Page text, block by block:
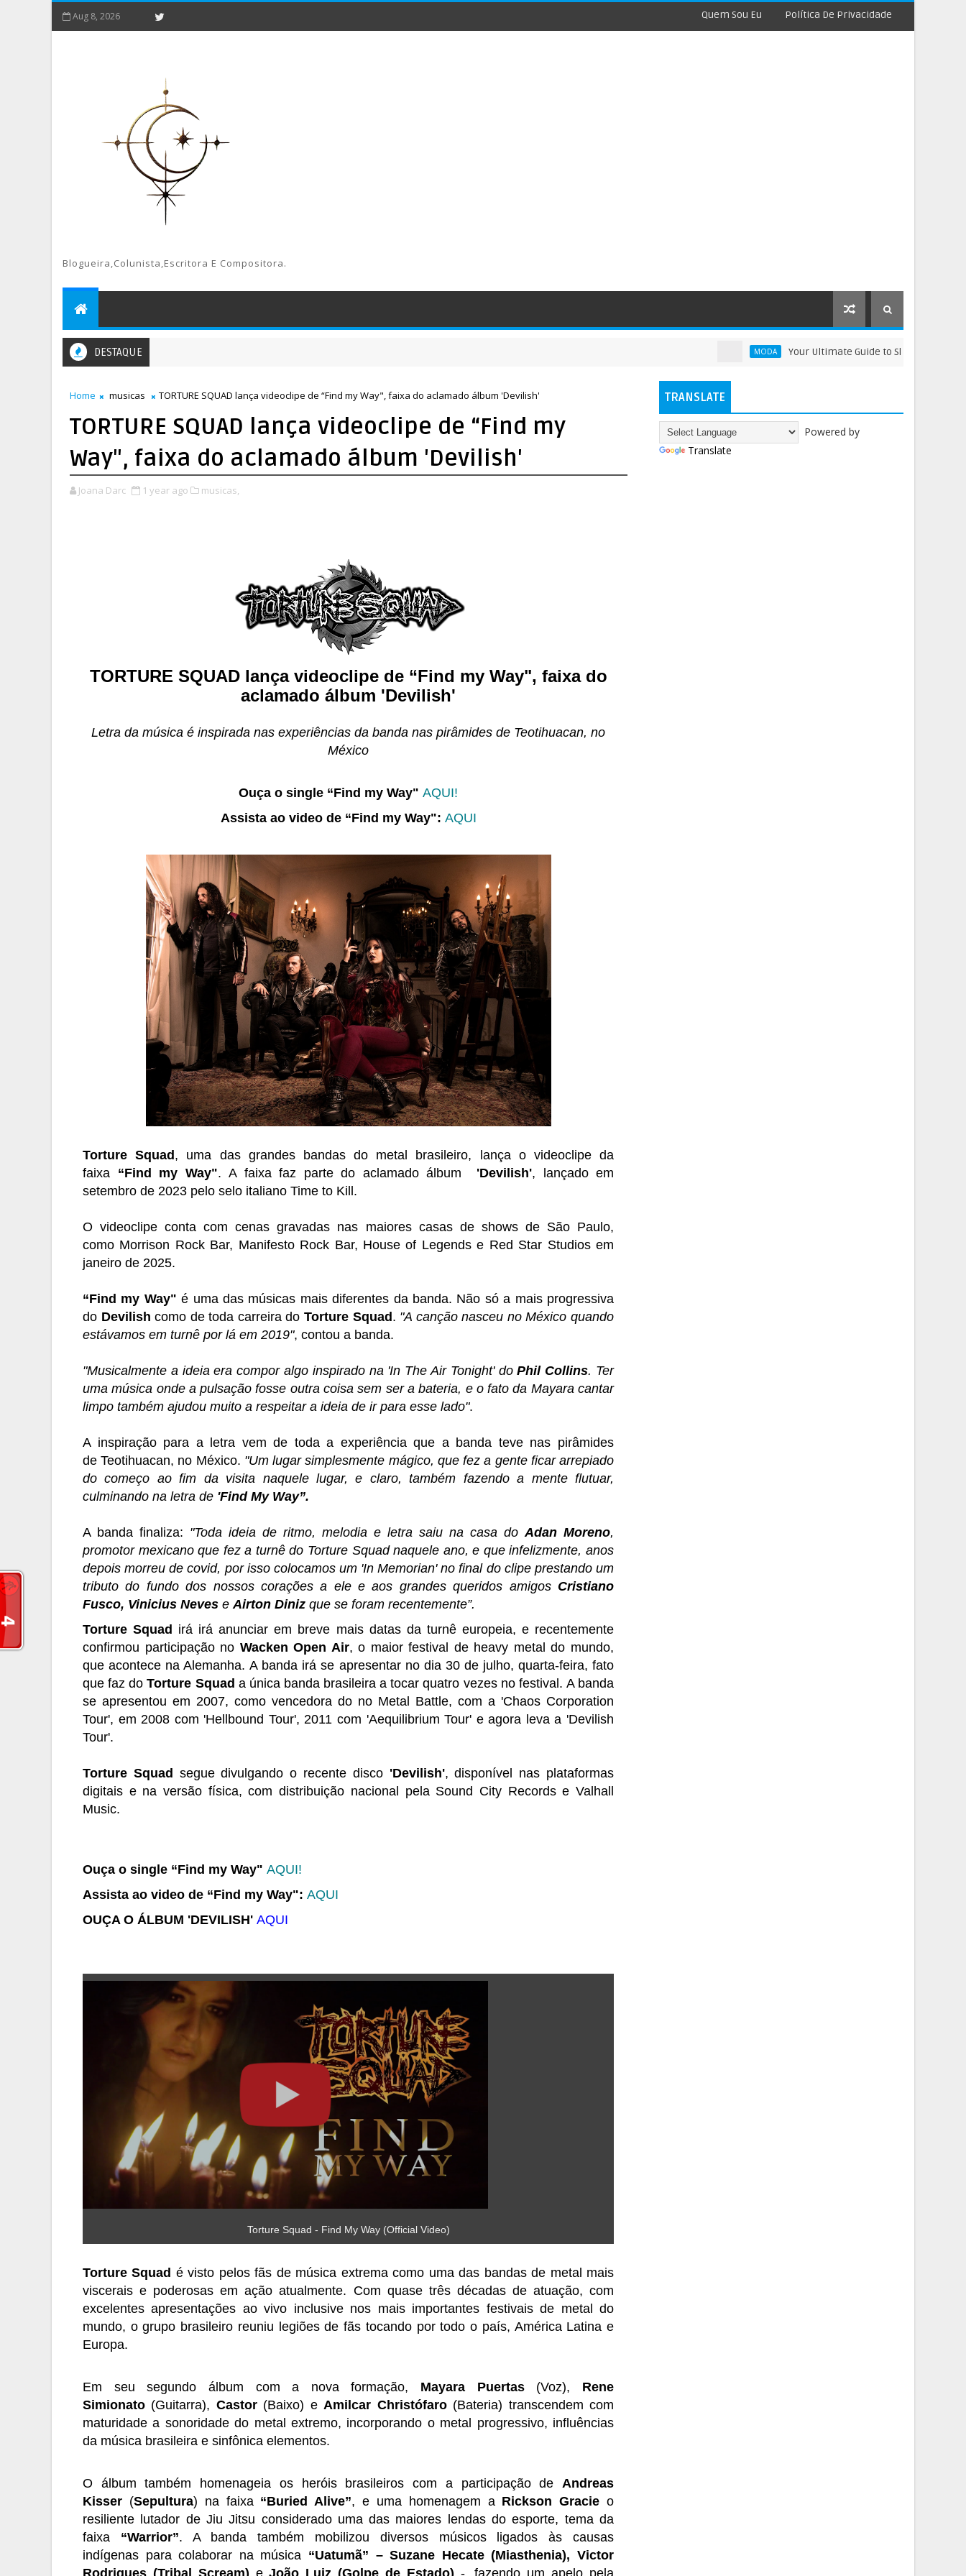
Aug 8, 2026 Quem Sou Eu Política De Privacidade
Blogueira,colunista,escritora E Compositora.
DESTAQUE Your Ultimate Guide to Shining Bright: How
Home musicas TORTURE SQUAD lança videoclipe de “Find my Way", faixa do aclamado álbum 'Devilish'
TORTURE SQUAD lança videoclipe de “Find my
Way", faixa do aclamado álbum 'Devilish'
Joana Darc 1 year ago musicas,
TORTURE SQUAD lança videoclipe de “Find my Way", faixa do
aclamado álbum 'Devilish'
Letra da música é inspirada nas experiências da banda nas pirâmides de Teotihuacan, no
México
Ouça o single “Find my Way" AQUI!
Assista ao video de “Find my Way": AQUI
Torture Squad , uma das grandes bandas do metal brasileiro, lança o videoclipe da
faixa “Find my Way". A faixa faz parte do aclamado álbum 'Devilish', lançado em
setembro de 2023 pelo selo italiano Time to Kill.
O videoclipe conta com cenas gravadas nas maiores casas de shows de São Paulo,
como Morrison Rock Bar, Manifesto Rock Bar, House of Legends e Red Star Studios em
janeiro de 2025.
“Find my Way" é uma das músicas mais diferentes da banda. Não só a mais progressiva
do Devilish como de toda carreira doTorture Squad . "A canção nasceu no México quando
estávamos em turnê por lá em 2019", contou a banda.
"Musicalmente a ideia era compor algo inspirado na 'In The Air Tonight' doPhil Collins. Ter
uma música onde a pulsação fosse outra coisa sem ser a bateria, e o fato da Mayara cantar
limpo também ajudou muito a respeitar a ideia de ir para esse lado".
A inspiração para a letra vem de toda a experiência que a banda teve nas pirâmides
deTeotihuacan, no México. "Um lugar simplesmente mágico, que fez a gente ficar arrepiado
do começo ao fim da visita naquele lugar, e claro, também fazendo a mente flutuar,
culminando na letra de 'Find My Way”.
A banda finaliza: "Toda ideia de ritmo, melodia e letra saiu na casa doAdan Moreno,
promotor mexicano que fez a turnê do Torture Squad naquele ano, e que infelizmente, anos
depois morreu de covid, por isso colocamos um 'In Memorian' no final do clipe prestando um
tributo do fundo dos nossos corações a ele e aos grandes queridos amigos Cristiano
Fusco, Vinicius Neves eAirton Diniz que se foram recentemente”.
Torture Squad irá irá anunciar em breve mais datas da turnê europeia, e recentemente
confirmou participação no Wacken Open Air, o maior festival de heavy metal do mundo,
que acontece na Alemanha. A banda irá se apresentar no dia 30 de julho, quarta-feira, fato
que faz doTorture Squad a única banda brasileira a tocar quatro vezes no festival. A banda
se apresentou em 2007, como vencedora do no Metal Battle, com a 'Chaos Corporation
Tour', em 2008 com 'Hellbound Tour', 2011 com 'Aequilibrium Tour' e agora leva a 'Devilish
Tour'.
Torture Squad segue divulgando o recente disco'Devilish', disponível nas plataformas
digitais e na versão física, com distribuição nacional pela Sound City Records e Valhall
Music.
Ouça o single “Find my Way" AQUI!
Assista ao video de “Find my Way": AQUI
OUÇA O ÁLBUM 'DEVILISH' AQUI
Torture Squad - Find My Way (Official Video)
Torture Squad é visto pelos fãs de música extrema como uma das bandas de metal mais
viscerais e poderosas em ação atualmente. Com quase três décadas de atuação, com
excelentes apresentações ao vivo inclusive nos mais importantes festivais de metal do
mundo, o grupo brasileiro reuniu legiões de fãs tocando por todo o país, América Latina e
Europa.
Em seu segundo álbum com a nova formação, Mayara Puertas(Voz), Rene
Simionato (Guitarra), Castor(Baixo) eAmilcar Christófaro (Bateria) transcendem com
maturidade a sonoridade do metal extremo, incorporando o metal progressivo, influências
da música brasileira e sinfônica elementos.
O álbum também homenageia os heróis brasileiros com a participação de Andreas
Kisser (Sepultura) na faixa “Buried Alive”, e uma homenagem a Rickson Gracie o
resiliente lutador de Jiu Jitsu considerado uma das maiores lendas do esporte, tema da
faixa “Warrior”. A banda também mobilizou diversos músicos ligados às causas
indígenas para colaborar na música “Uatumã” – Suzane Hecate (Miasthenia), Victor
Rodrigues (Tribal Scream) eJoão Luiz (Golpe de Estado) -, fazendo um apelo pela
TRANSLATE
Powered by
Translate